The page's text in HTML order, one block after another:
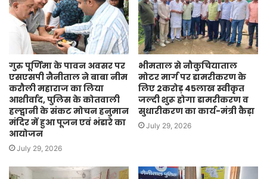
गुरु पूर्णिमा के पावन अवसर पर
एसएसपी नैनीताल ने बाबा नीम
करौली महाराज का लिया
आशीर्वाद, पुलिस के कोतवाली
हल्द्वानी के संकट मोचन हनुमान
मंदिर में हुआ पूजन एवं भंडारे का
आयोजन
July 29, 2026
भीमताल से नौकुचियाताल
मोटर मार्ग पर डामरीकरण के
लिए 2करोड़ 45लाख स्वीकृत
जल्दी शुरू होगा डामरीकरण व
सुधारीकरण का कार्य-मंत्री कैड़ा
July 29, 2026